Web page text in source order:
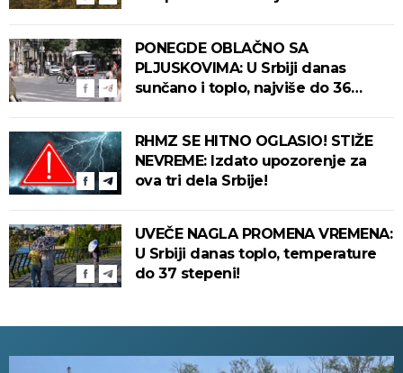
PONEGDE OBLAČNO SA
PLJUSKOVIMA: U Srbiji danas
sunčano i toplo, najviše do 36
RHMZ SE HITNO OGLASIO! STIŽE
NEVREME: Izdato upozorenje za
ova tri dela Srbije!
UVEČE NAGLA PROMENA VREMENA:
U Srbiji danas toplo, temperature
do 37 stepeni!